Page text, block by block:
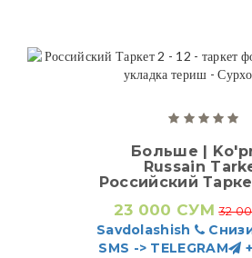
Больше |
Russain
Российский
23 000 СУМ 32
Savdolashish
SMS -> TELEGRAM